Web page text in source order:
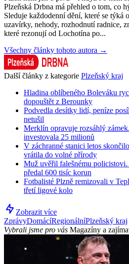
Plzeňská Drbna má přehled o tom, co
Sleduje každodenní dění, které se týká
uzavírky, nehody, rozhodnutí radnice,
které rezonují od Lochotína po...
Všechny články tohoto autora →
Další články z kategorie Plzeňský kraj
Hladina oblíbeného Boleváku
dopouštět z Berounky
Podvedla desítky lidí, peníze
netušil
Merklín opravuje rozsáhlý
investovala 25 milionů
V záchranné stanici letos
vrátila do volné přírody
Muž uvěřil falešnému
předal 600 tisíc korun
Fotbalisté Plzně remizovali v
třetí ligové kolo
Zobrazit více
ZprávyDomácíRegionálníPlzeňský kraj
Vybrali jsme pro vás Magazíny a